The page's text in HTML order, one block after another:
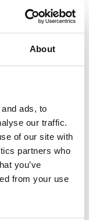
About
ads, to
our traffic.
of our site with
partners who
you’ve
from your use
能够在可控、
电池设计和材
合，有助于确保